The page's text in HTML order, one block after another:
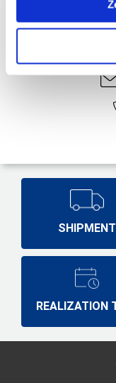
SHIPMENT
REALIZATION